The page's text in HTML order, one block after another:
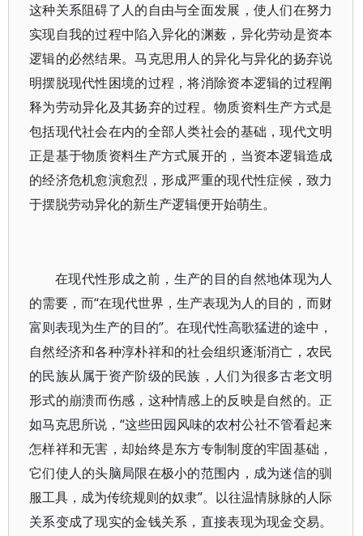
这种关系阻碍了人的自由与全面发展，使人们在努力
实现自我的过程中陷入异化的渊薮，异化劳动是资本
逻辑的必然结果。马克思用人的异化与异化的扬弃说
明摆脱现代性困境的过程，将消除资本逻辑的过程阐
释为劳动异化及其扬弃的过程。物质资料生产方式是
包括现代社会在内的全部人类社会的基础，现代文明
正是基于物质资料生产方式展开的，当资本逻辑造成
的经济危机愈演愈烈，形成严重的现代性症候，致力
于摆脱劳动异化的新生产逻辑便开始萌生。
在现代性形成之前，生产的目的自然地体现为人
的需要，而“在现代世界，生产表现为人的目的，而财
富则表现为生产的目的”。在现代性高歌猛进的途中，
自然经济和各种淳朴祥和的社会组织逐渐消亡，农民
的民族从属于资产阶级的民族，人们为很多古老文明
形式的崩溃而伤感，这种情感上的反映是自然的。正
如马克思所说，“这些田园风味的农村公社不管看起来
怎样祥和无害，却始终是东方专制制度的牢固基础，
它们使人的头脑局限在极小的范围内，成为迷信的驯
服工具，成为传统规则的奴隶”。以往温情脉脉的人际
关系变成了现实的金钱关系，直接表现为现金交易。